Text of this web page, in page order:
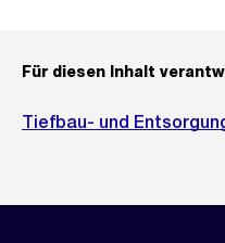
Für diesen Inhalt
Tiefbau- und